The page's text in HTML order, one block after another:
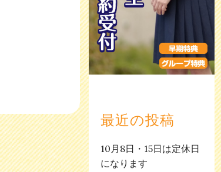
最近の投稿
10月8日・15日は定休日
になります